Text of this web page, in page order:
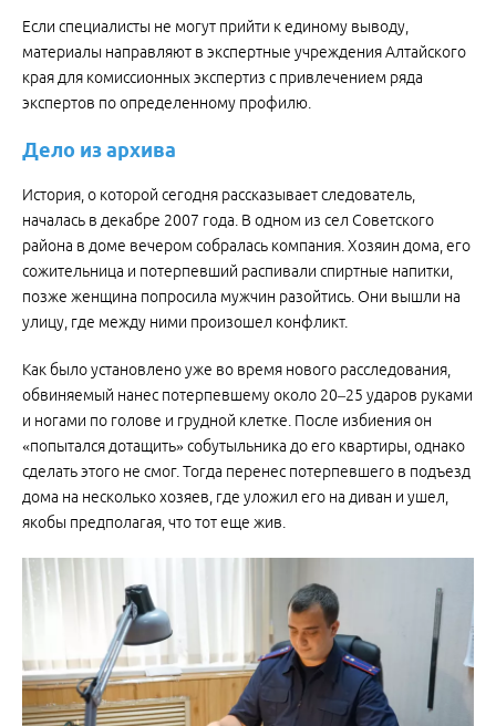
Если специалисты не могут прийти к единому выводу,
материалы направляют в экспертные учреждения Алтайского
края для комиссионных экспертиз с привлечением ряда
экспертов по определенному профилю.
Дело из архива
История, о которой сегодня рассказывает следователь,
началась в декабре 2007 года. В одном из сел Советского
района в доме вечером собралась компания. Хозяин дома, его
сожительница и потерпевший распивали спиртные напитки,
позже женщина попросила мужчин разойтись. Они вышли на
улицу, где между ними произошел конфликт.
Как было установлено уже во время нового расследования,
обвиняемый нанес потерпевшему около 20–25 ударов руками
и ногами по голове и грудной клетке. После избиения он
«попытался дотащить» собутыльника до его квартиры, однако
сделать этого не смог. Тогда перенес потерпевшего в подъезд
дома на несколько хозяев, где уложил его на диван и ушел,
якобы предполагая, что тот еще жив.